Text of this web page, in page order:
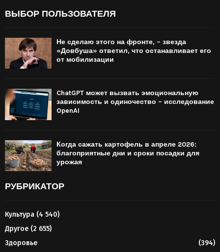
ВЫБОР ПОЛЬЗОВАТЕЛЯ
Не сделаю этого на фронте, – звезда
«Довбуша» ответил, что останавливает его
от мобилизации
ChatGPT может вызвать эмоциональную
зависимость и одиночество – исследование
OpenAI
Когда сажать картофель в апреле 2026:
благоприятные дни и сроки посадки для
урожая
РУБРИКАТОР
Культура (4 540)
Другое (2 655)
Здоровье
(394)